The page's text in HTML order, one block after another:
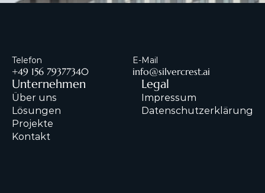
Telefon
+49 156 79377340
E-Mail
info@silvercrest.ai
Unternehmen
Über uns
Lösungen
Projekte
Kontakt
Legal
Impressum
Datenschutzerklärung